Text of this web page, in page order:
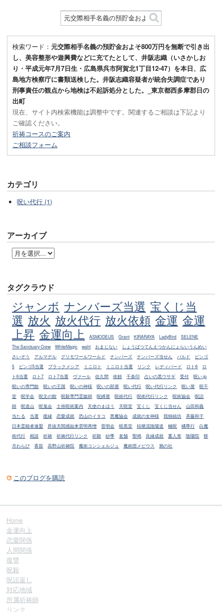
検索ワード： 元交際相手名義の預貯金およそ800万円を無断で引き出
し、美容整形や遊興費などに充てたとして、井阪志織（いさかしお
り・平成元年7月7日生・広島県呉市阿賀北1丁目12-47）を本日、広
島地方検察庁に書類送検した。井阪志織容疑者が統合失調症であり
刑事責任の観点から地検は不起訴処分とした。_東京都西多摩郡日の
出町
現在、サイト内検索機能は調整中です。関連するご相談は下記より
ご確認ください。
祈祷コースのご案内
ご相談フォーム
カテゴリ
呪い代行 (1)
アーカイブ
タグクラウド
ジャンボ ナンバーズ当選 宝くじ当
選 放火 放火代行 放火依頼 金運 金運
上昇 金運向上 ASMODEUS Grant KIRARAYA LadyBird
SELENE
The Sanctuary Crew
WhiteMagic wahl おまじない
しょうばつてんえつかんにょらいうんめい
さいぞう
アルマデル グリモワールワールド ナンバーズ ナンバーズ当せん バルド
ビンゴ
5
ビンゴ5当選 ブラックメシア ミニロト ミニロト当選 リンク レディバード ロト6
ロ
ト6当選
ロト7 ロト7当選 ヴァール 佐久間 依頼 千条印 占いの黒ウサギ 受付
呪い.jp
呪いの専門館
呪いの王国 呪いの神様 呪いの部屋 呪い代行 呪い代行リンク 呪い屋
呪千
堂
呪学会 呪文の館 呪殺専門霊媒師 呪縛屋 呪術代行 呪術代行リンク 呪術協会
呪詛
師
呪道山 呪鬼会 土俗呪術案内 天使のまほう 天呪堂 宝くじ 宝くじ当せん
山田和義
当たる
当選 復縁 恋愛成就 恐山のイタコ 悪魔協会 成就の女神様 我独槙坊
斉藤和子
日本霊能者連盟
昇抜天閲感如来雲明再憎 晋明会 暗黒堂 桔梗流陰陽道 極呪 橘尊行
白魔
術代行
相談 祈祷 祈祷代行リンク 祈願 紗季 老舗 聖鳴 良縁成就 藁人形 陰陽院
餅
月わらび
香苗 高野山祈祷院 魔術コンシェルジュ 魔術団メビウス 鴉の社
このブログを購読
Home
金運向上
恋愛関係
人間関係
復讐
呪殺
呪詛返し
対応地域
所属祈祷師
リンク